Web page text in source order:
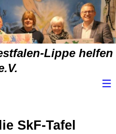
Lippe helfen
SkF-Tafel